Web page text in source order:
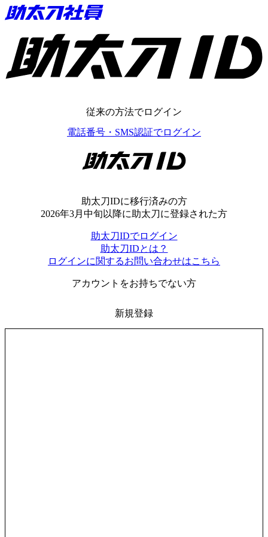
助太刀ID
従来の方法でログイン
電話番号・SMS認証でログイン
助太刀ID
助太刀IDに移行済みの方
2026年3月中旬以降に助太刀に登録された方
助太刀IDでログイン
助太刀IDとは？
ログインに関するお問い合わせはこちら
アカウントをお持ちでない方
新規登録